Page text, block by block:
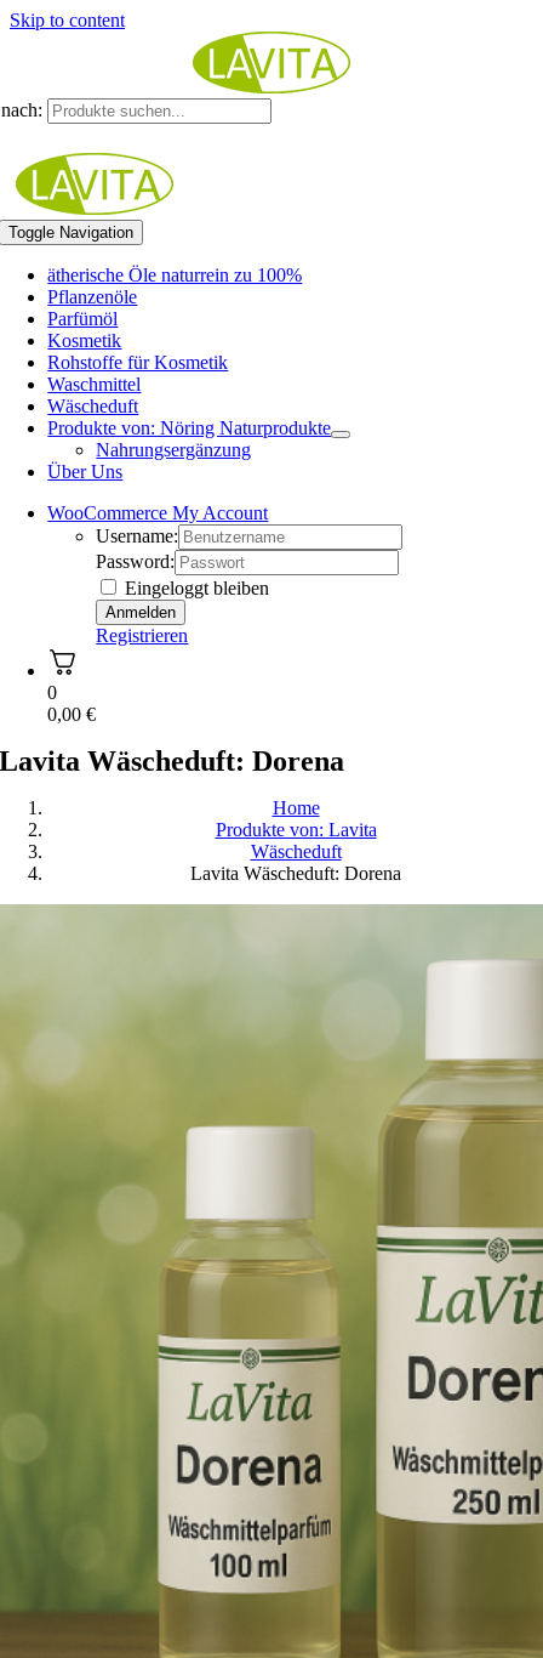
Skip to content
Toggle Navigation
ätherische Öle naturrein zu 100%
Pflanzenöle
Parfümöl
Kosmetik
Rohstoffe für Kosmetik
Waschmittel
Wäscheduft
Produkte von: Nöring Naturprodukte
Nahrungsergänzung
Über Uns
WooCommerce My Account
Username:
Password:
Eingeloggt bleiben
Registrieren
0
0,00€
Lavita Wäscheduft: Dorena
Home
Produkte von: Lavita
Wäscheduft
Lavita Wäscheduft: Dorena